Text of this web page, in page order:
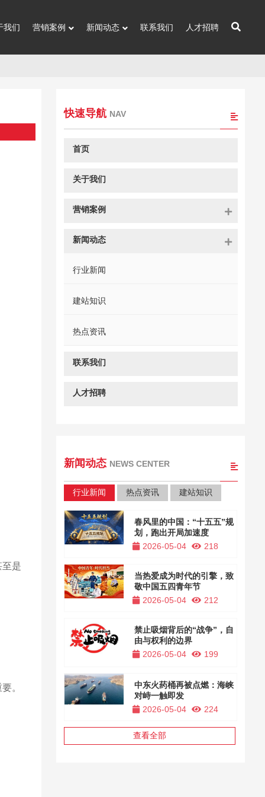
我们 营销案例 新闻动态 联系我们 人才招聘
是
。
快速导航 NAV
首页
关于我们
营销案例
新闻动态
行业新闻
建站知识
热点资讯
联系我们
人才招聘
新闻动态 NEWS CENTER
行业新闻 热点资讯 建站知识
春风里的中国：“十五五”规
划，跑出开局加速度
2026-05-04
218
当热爱成为时代的引擎，致
敬中国五四青年节
2026-05-04
212
禁止吸烟背后的“战争”，自
由与权利的边界
2026-05-04
199
中东火药桶再被点燃：海峡
对峙一触即发
2026-05-04
224
查看全部